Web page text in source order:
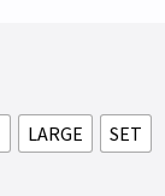
LARGE SET